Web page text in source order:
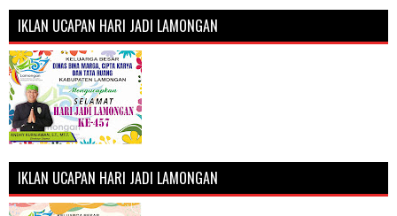
IKLAN UCAPAN HARI JADI LAMONGAN
IKLAN UCAPAN HARI JADI LAMONGAN